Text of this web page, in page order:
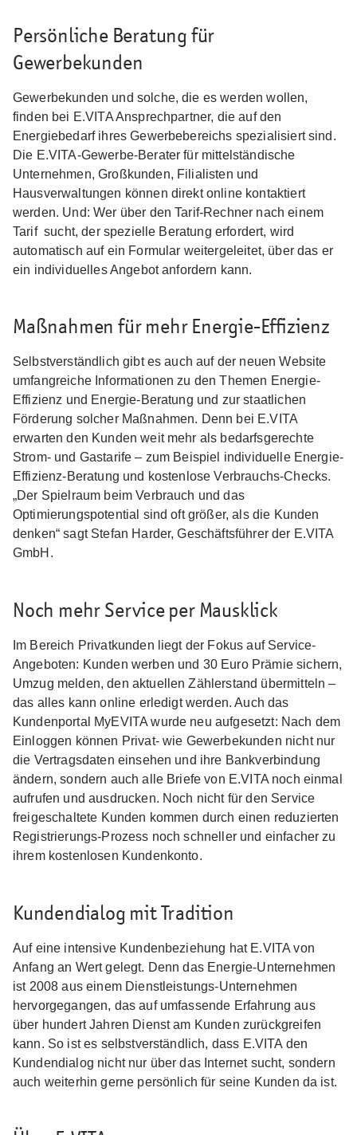
Persönliche Beratung für
Gewerbekunden
Gewerbekunden und solche, die es werden wollen,
finden bei E.VITA Ansprechpartner, die auf den
Energiebedarf ihres Gewerbebereichs spezialisiert sind.
Die E.VITA-Gewerbe-Berater für mittelständische
Unternehmen, Großkunden, Filialisten und
Hausverwaltungen können direkt online kontaktiert
werden. Und: Wer über den Tarif-Rechner nach einem
Tarif sucht, der spezielle Beratung erfordert, wird
automatisch auf ein Formular weitergeleitet, über das er
ein individuelles Angebot anfordern kann.
Maßnahmen für mehr Energie-Effizienz
Selbstverständlich gibt es auch auf der neuen Website
umfangreiche Informationen zu den Themen Energie-
Effizienz und Energie-Beratung und zur staatlichen
Förderung solcher Maßnahmen. Denn bei E.VITA
erwarten den Kunden weit mehr als bedarfsgerechte
Strom- und Gastarife – zum Beispiel individuelle Energie-
Effizienz-Beratung und kostenlose Verbrauchs-Checks.
„Der Spielraum beim Verbrauch und das
Optimierungspotential sind oft größer, als die Kunden
denken“ sagt Stefan Harder, Geschäftsführer der E.VITA
GmbH.
Noch mehr Service per Mausklick
Im Bereich Privatkunden liegt der Fokus auf Service-
Angeboten: Kunden werben und 30 Euro Prämie sichern,
Umzug melden, den aktuellen Zählerstand übermitteln –
das alles kann online erledigt werden. Auch das
Kundenportal MyEVITA wurde neu aufgesetzt: Nach dem
Einloggen können Privat- wie Gewerbekunden nicht nur
die Vertragsdaten einsehen und ihre Bankverbindung
ändern, sondern auch alle Briefe von E.VITA noch einmal
aufrufen und ausdrucken. Noch nicht für den Service
freigeschaltete Kunden kommen durch einen reduzierten
Registrierungs-Prozess noch schneller und einfacher zu
ihrem kostenlosen Kundenkonto.
Kundendialog mit Tradition
Auf eine intensive Kundenbeziehung hat E.VITA von
Anfang an Wert gelegt. Denn das Energie-Unternehmen
ist 2008 aus einem Dienstleistungs-Unternehmen
hervorgegangen, das auf umfassende Erfahrung aus
über hundert Jahren Dienst am Kunden zurückgreifen
kann. So ist es selbstverständlich, dass E.VITA den
Kundendialog nicht nur über das Internet sucht, sondern
auch weiterhin gerne persönlich für seine Kunden da ist.